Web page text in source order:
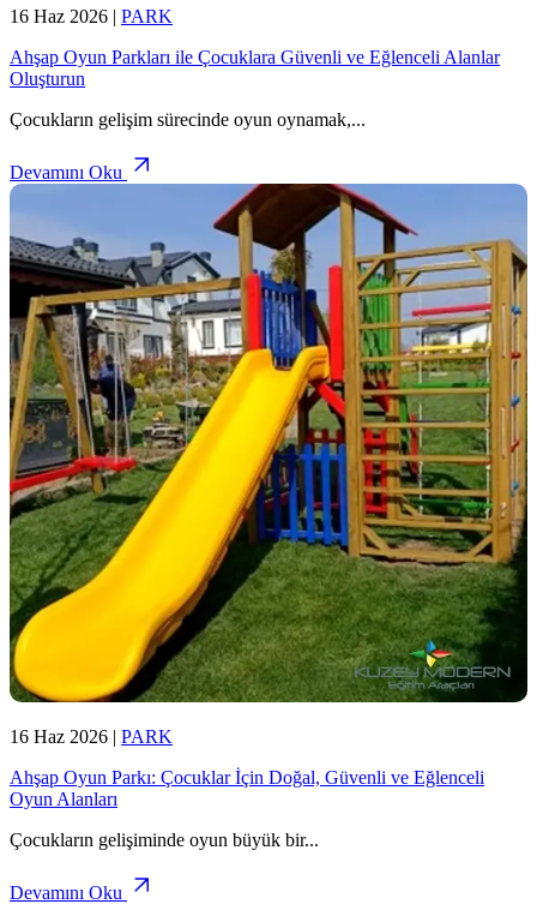
16 Haz 2026 | PARK
Ahşap Oyun Parkları ile Çocuklara Güvenli ve Eğlenceli Alanlar
Oluşturun
Çocukların gelişim sürecinde oyun oynamak,...
Devamını Oku
16 Haz 2026 | PARK
Ahşap Oyun Parkı: Çocuklar İçin Doğal, Güvenli ve Eğlenceli
Oyun Alanları
Çocukların gelişiminde oyun büyük bir...
Devamını Oku